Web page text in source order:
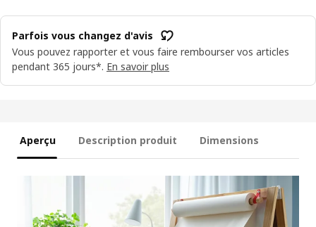
Parfois vous changez d'avis
Vous pouvez rapporter et vous faire rembourser vos articles
pendant 365 jours*. En savoir plus
Aperçu Description produit Dimensions